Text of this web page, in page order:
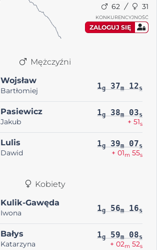
62 31
KONKURENCYJNOŚĆ
ZALOGUJ SIĘ
Mężczyźni
Wojsław
Bartłomiej 1g 37m 12s
Pasiewicz
Jakub
1g 38m 03s
+ 51s
Lulis
Dawid
1g 39m 07s
+ 01m 55s
Kobiety
Kulik-Gawęda
Iwona 1g 56m 16s
Bałys
Katarzyna
1g 59m 08s
+ 02m 52s